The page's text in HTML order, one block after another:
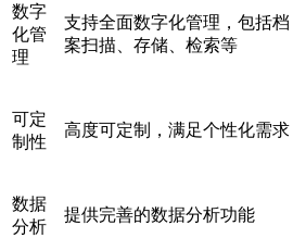
数字
化管
理
支持全面数字化管理，包括档
案扫描、存储、检索等
可定
制性
高度可定制，满足个性化需求
数据
分析
提供完善的数据分析功能